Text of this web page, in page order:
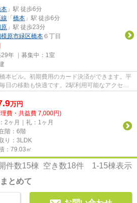
」駅 徒歩6分
「 橋本 」駅 徒歩6分
」駅 徒歩23分
原市緑区橋本 ６丁目
年 ｜募集中： 1室
本ビル。初期費用のカード決済ができます。平
日の移動も快適です。2駅利用可能なアクセス
万円
費・共益費 7,000円)
2ヶ月｜礼：1ヶ月
階：6階
り：3LDK
：79.03㎡
件数15棟 空き数18件 1-15棟表示
とめて